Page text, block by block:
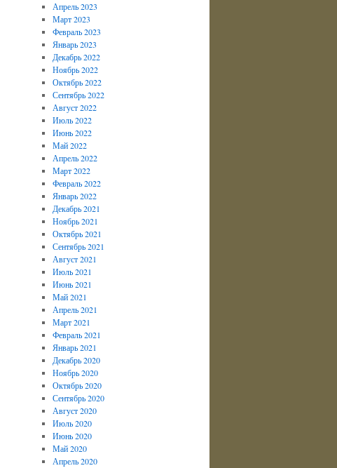
Апрель 2023
Март 2023
Февраль 2023
Январь 2023
Декабрь 2022
Ноябрь 2022
Октябрь 2022
Сентябрь 2022
Август 2022
Июль 2022
Июнь 2022
Май 2022
Апрель 2022
Март 2022
Февраль 2022
Январь 2022
Декабрь 2021
Ноябрь 2021
Октябрь 2021
Сентябрь 2021
Август 2021
Июль 2021
Июнь 2021
Май 2021
Апрель 2021
Март 2021
Февраль 2021
Январь 2021
Декабрь 2020
Ноябрь 2020
Октябрь 2020
Сентябрь 2020
Август 2020
Июль 2020
Июнь 2020
Май 2020
Апрель 2020